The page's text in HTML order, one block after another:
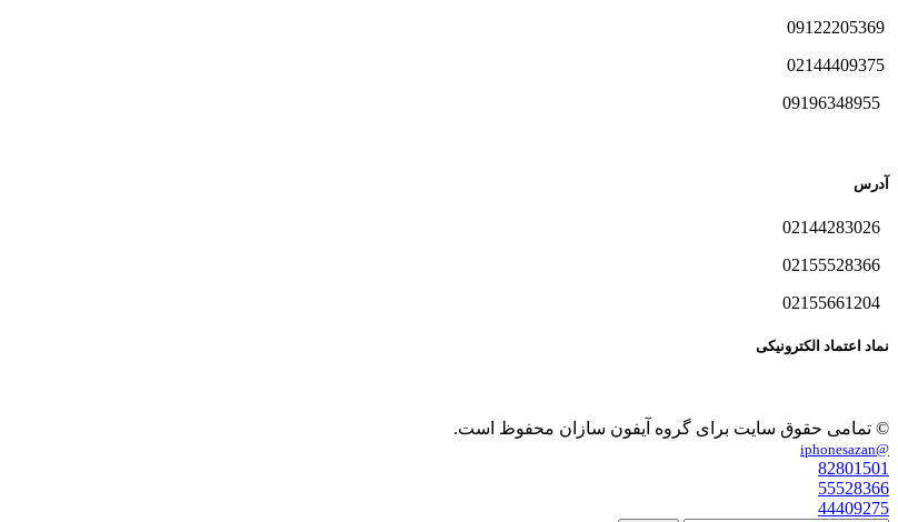
آدرس
نماد اعتماد الکترونیکی
© تمامی حقوق سایت برای گروه آیفون سازان محفوظ است.
@iphonesazan
82801501
55528366
44409275